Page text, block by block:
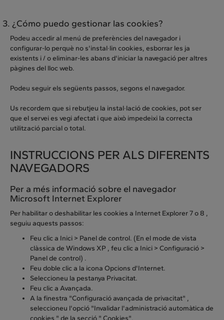
3. ¿Cómo puedo gestionar las cookies?
Podeu accedir al menú de preferències del navegador i
configurar-lo perquè no s'instal·lin cookies, esborrar les ja
existents i / o eliminar-les abans d'iniciar la navegació per altres
pàgines del lloc web.
Podeu seguir els següents passos, segons el navegador.
Us recordem que si rebutjeu la instal·lació de cookies, pot ser
que el servei es vegi afectat i que això impedeixi la correcta
utilització parcial o total.
INSTRUCCIONS PER ALS DIFERENTS
NAVEGADORS
Per a més informació sobre el navegador
Microsoft Internet Explorer
Per habilitar o deshabilitar les cookies a Internet Explorer 7 o 8 ,
seguiu aquests passos:
Feu clic a Inici > Panel de control. (En el mode de vista
clàssica de Windows XP , feu clic a Inici > Configuració >
Panel de control) .
Feu doble clic a la icona Opcions d'Internet.
Seleccioneu la pestanya Privacitat.
Feu clic a Avançada.
A la finestra "Configuració avançada de privacitat" ,
seleccioneu l'opció "Invalidar l'administració automàtica de
cookies " de la secció " Cookies".